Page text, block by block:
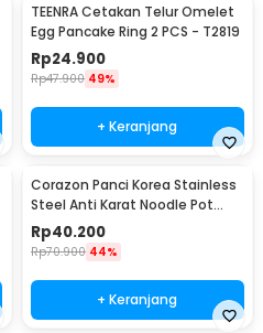
TEENRA Cetakan Telur Omelet
Egg Pancake Ring 2 PCS - T2819
Rp24.900
Rp47.900 49%
+ Keranjang
Corazon Panci Korea Stainless
Steel Anti Karat Noodle Pot
23cm - KC0408
Rp40.200
Rp70.900 44%
+ Keranjang